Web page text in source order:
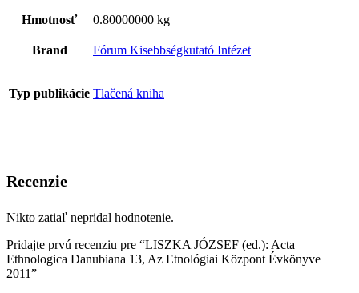
Hmotnosť 0.80000000 kg
Brand Fórum Kisebbségkutató Intézet
Typ publikácie Tlačená kniha
Recenzie
Nikto zatiaľ nepridal hodnotenie.
Pridajte prvú recenziu pre “LISZKA JÓZSEF (ed.): Acta
Ethnologica Danubiana 13, Az Etnológiai Központ Évkönyve
2011”